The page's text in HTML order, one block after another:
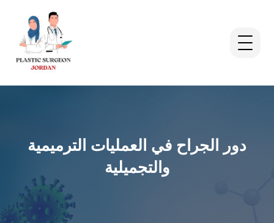
دور الجراح في العمليات الترميمية
والتجميلية